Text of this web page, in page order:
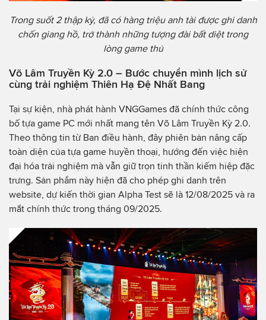
Trong suốt 2 thập kỷ, đã có hàng triệu anh tài được ghi danh
chốn giang hồ, trở thành những tượng đài bất diệt trong
lòng game thủ
Võ Lâm Truyền Kỳ 2.0 – Bước chuyển mình lịch sử
cùng trải nghiệm Thiên Hạ Đệ Nhất Bang
Tại sự kiện, nhà phát hành VNGGames đã chính thức công
bố tựa game PC mới nhất mang tên Võ Lâm Truyền Kỳ 2.0.
Theo thông tin từ Ban điều hành, đây phiên bản nâng cấp
toàn diện của tựa game huyền thoại, hướng đến việc hiện
đại hóa trải nghiệm mà vẫn giữ trọn tinh thần kiếm hiệp đặc
trưng. Sản phẩm này hiện đã cho phép ghi danh trên
website, dự kiến thời gian Alpha Test sẽ là 12/08/2025 và ra
mắt chính thức trong tháng 09/2025.